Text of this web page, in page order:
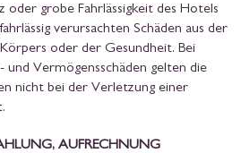
oder grobe Fahrlässigkeit des Hotels
verursachten Schäden aus der
oder der Gesundheit. Bei
und Vermögensschäden gelten die
nicht bei der Verletzung einer
AUFRECHNUNG